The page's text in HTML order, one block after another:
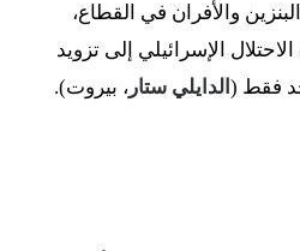
والأفران في القطاع،
الإسرائيلي إلى تزويد
فقط ( الدايلي ستار ، بيروت).